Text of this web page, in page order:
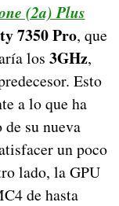
(2a) Plus
7350 Pro, que
los 3GHz,
Esto
a lo que ha
su nueva
un poco
lado, la GPU
de hasta